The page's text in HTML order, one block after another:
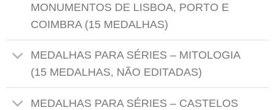
MONUMENTOS DE LISBOA, PORTO E
COIMBRA (15 MEDALHAS)
MEDALHAS PARA SÉRIES – MITOLOGIA
(15 MEDALHAS, NÃO EDITADAS)
MEDALHAS PARA SÉRIES – CASTELOS